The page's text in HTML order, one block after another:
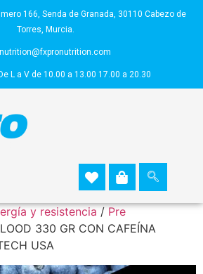
166, Senda de Granada, 30110 Cabezo de
Torres, Murcia.
L a V de 10.00 a 13.00 17.00 a 20.30
y resistencia / Pre
330 GR CON CAFEÍNA
USA